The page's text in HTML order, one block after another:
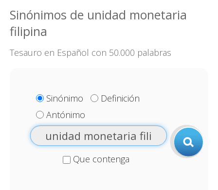
Sinónimos de unidad monetaria
filipina
Tesauro en Español con 50.000 palabras
Sinónimo
Definición
Antónimo
Que contenga